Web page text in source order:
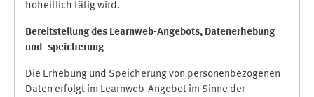
hoheitlich tätig wird.
Bereitstellung des Learnweb-Angebots, Datenerhebung
und -speicherung
Die Erhebung und Speicherung von personenbezogenen
Daten erfolgt im Learnweb-Angebot im Sinne der